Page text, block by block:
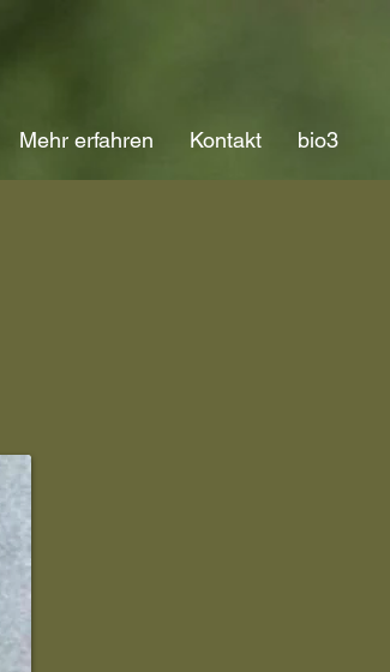
Mehr erfahren Kontakt bio3